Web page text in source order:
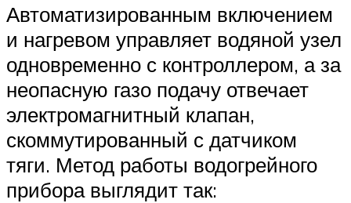
Автоматизированным включением
и нагревом управляет водяной узел
одновременно с контроллером, а за
неопасную газо подачу отвечает
электромагнитный клапан,
скоммутированный с датчиком
тяги. Метод работы водогрейного
прибора выглядит так: